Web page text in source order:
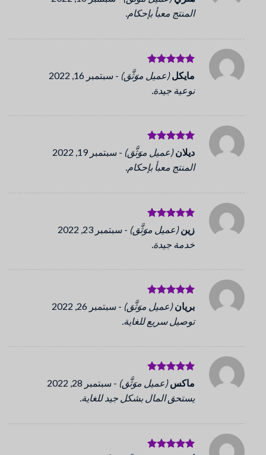
5من 5
المنتج معبأ بإحكام.
تم التقييم
5من 5
مايكل(عميل موَثَّق) - سبتمبر 16, 2022
نوعية جيدة.
تم التقييم
5من 5
ديلان(عميل موَثَّق) - سبتمبر 19, 2022
المنتج معبأ بإحكام.
تم التقييم
5من 5
زين(عميل موَثَّق) - سبتمبر 23, 2022
خدمة جيدة.
تم التقييم
5من 5
بريان(عميل موَثَّق) - سبتمبر 26, 2022
توصيل سريع للغاية.
تم التقييم
5من 5
ماكس(عميل موَثَّق) - سبتمبر 28, 2022
يستحق المال بشكل جيد للغاية.